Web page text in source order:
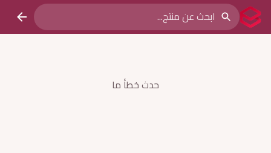
حدث خطأ ما